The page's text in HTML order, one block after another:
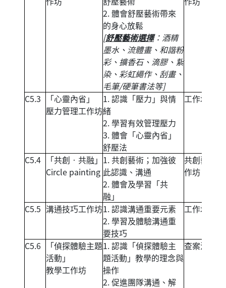
2. 體會舒壓藝術帶來
的身心放鬆
[舒壓藝術選擇：酒精
墨水、流體畫、和諧粉
彩、擴香石、滴膠、紥
染、彩虹繩作、刮畫、
毛筆/硬筆書法等]
C5.3
「心靈內省」
壓力管理工作坊
1. 認識「壓力」與情
緒
2. 學習有效管理壓力
3. 體會「心靈內省」
舒壓法
工作坊
C5.4
「共創‧共融」
Circle painting
1. 共創藝術；加強彼
此認識、溝通
2. 體會及學習「共
融」
共創藝術工
作坊
C5.5 溝通技巧工作坊1. 認識溝通重要元素
2. 學習及體驗溝通重
要技巧
工作坊
C5.6
「偵探體驗主題
活動」
教學工作坊
1. 認識「偵探體驗主
題活動」教學的理念與
操作
2. 促進團隊溝通、解
查案活動